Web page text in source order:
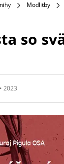
Modlitby
so
• 2023